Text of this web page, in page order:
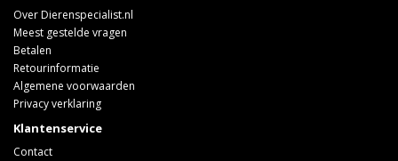
Over Dierenspecialist.nl
Meest gestelde vragen
Betalen
Retourinformatie
Algemene voorwaarden
Privacy verklaring
Klantenservice
Contact